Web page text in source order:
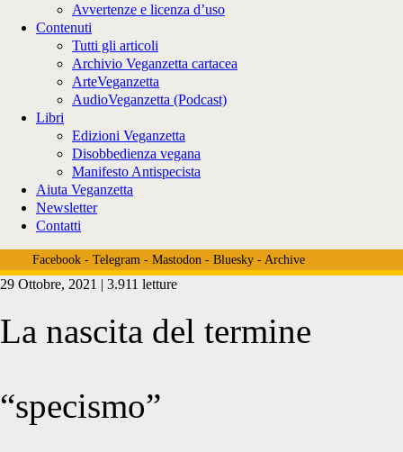
Avvertenze e licenza d’uso
Contenuti
Tutti gli articoli
Archivio Veganzetta cartacea
ArteVeganzetta
AudioVeganzetta (Podcast)
Libri
Edizioni Veganzetta
Disobbedienza vegana
Manifesto Antispecista
Aiuta Veganzetta
Newsletter
Contatti
Facebook- Telegram- Mastodon- Bluesky- Archive
29 Ottobre, 2021 | 3.911 letture
La nascita del termine
“specismo”